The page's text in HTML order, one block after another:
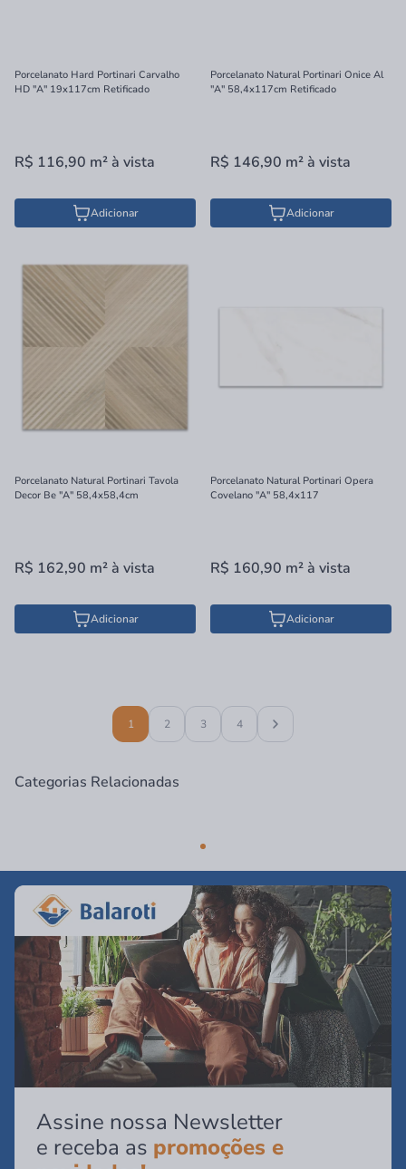
Porcelanato Hard Portinari Carvalho
HD "A" 19x117cm Retificado
R$ 116,90 m²à vista
Adicionar
Porcelanato Natural Portinari Onice Al
"A" 58,4x117cm Retificado
R$ 146,90 m²à vista
Adicionar
Porcelanato Natural Portinari Tavola
Decor Be "A" 58,4x58,4cm
R$ 162,90 m²à vista
Adicionar
Porcelanato Natural Portinari Opera
Covelano "A" 58,4x117
R$ 160,90 m²à vista
Adicionar
1 2 3 4
Categorias Relacionadas
Assine nossa Newsletter
e receba as promoções e